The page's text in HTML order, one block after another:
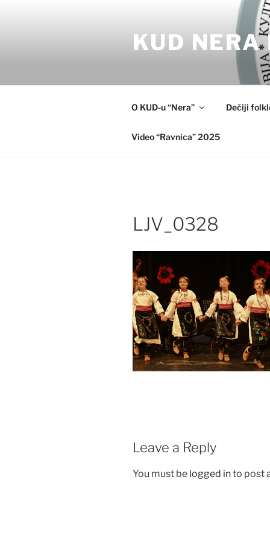
KUD
O KUD-u “Nera” Dečiji
Video “Ravnica” 2025
LJV_0328
Leave a Reply
You must be logged into post